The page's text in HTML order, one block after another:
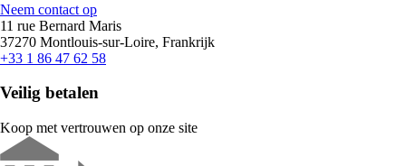
Neem contact op
11 rue Bernard Maris
37270 Montlouis-sur-Loire, Frankrijk
+33 1 86 47 62 58
Veilig betalen
Koop met vertrouwen op onze site